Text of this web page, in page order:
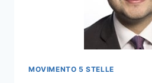
MOVIMENTO 5 STELLE